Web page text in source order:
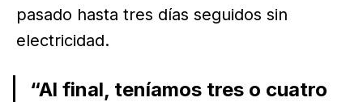
pasado hasta tres días seguidos sin
electricidad.
“Al final, teníamos tres o cuatro